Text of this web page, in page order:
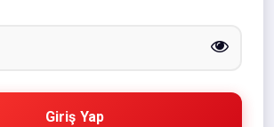
Giriş Yap